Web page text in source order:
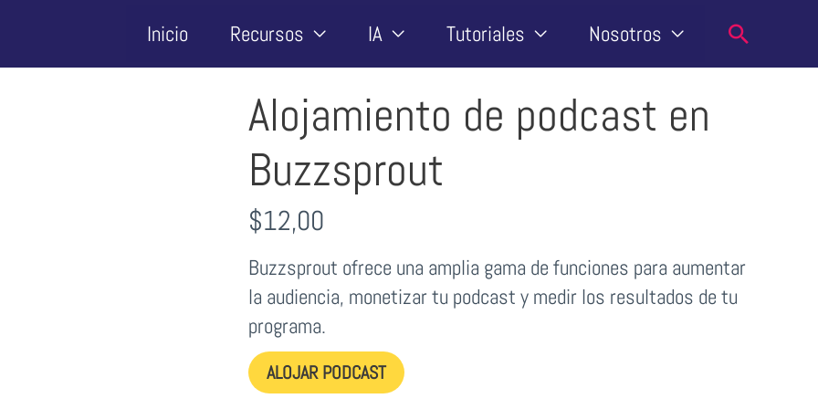
Inicio Recursos IA Tutoriales Nosotros Buscar
Alojamiento de podcast en
Buzzsprout
$12,00
Buzzsprout ofrece una amplia gama de funciones para aumentar
la audiencia, monetizar tu podcast y medir los resultados de tu
programa.
ALOJAR PODCAST